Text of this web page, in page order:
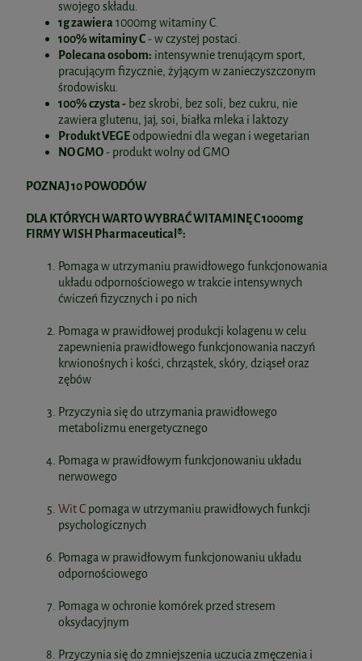
swojego składu.
1g zawiera 1000mg witaminy C.
100% witaminy C- w czystej postaci.
Polecana osobom: intensywnie trenującym sport,
pracującym fizycznie, żyjącym w zanieczyszczonym
środowisku.
100% czysta - bez skrobi, bez soli, bez cukru, nie
zawiera glutenu, jaj, soi, białka mleka i laktozy
Produkt VEGEodpowiedni dla wegan i wegetarian
NO GMO- produkt wolny od GMO
POZNAJ 10 POWODÓW
DLA KTÓRYCH WARTO WYBRAĆ WITAMINĘ C 1000mg
FIRMY WISH Pharmaceutical®:
Pomaga w utrzymaniu prawidłowego funkcjonowania
układu odpornościowego w trakcie intensywnych
ćwiczeń fizycznych i po nich
Pomaga w prawidłowej produkcji kolagenu w celu
zapewnienia prawidłowego funkcjonowania naczyń
krwionośnych i kości, chrząstek, skóry, dziąseł oraz
zębów
Przyczynia się do utrzymania prawidłowego
metabolizmu energetycznego
Pomaga w prawidłowym funkcjonowaniu układu
nerwowego
Wit C pomaga w utrzymaniu prawidłowych funkcji
psychologicznych
Pomaga w prawidłowym funkcjonowaniu układu
odpornościowego
Pomaga w ochronie komórek przed stresem
oksydacyjnym
Przyczynia się do zmniejszenia uczucia zmęczenia i